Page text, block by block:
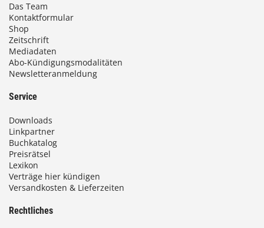
Das Team
Kontaktformular
Shop
Zeitschrift
Mediadaten
Abo-Kündigungsmodalitäten
Newsletteranmeldung
Service
Downloads
Linkpartner
Buchkatalog
Preisrätsel
Lexikon
Verträge hier kündigen
Versandkosten & Lieferzeiten
Rechtliches